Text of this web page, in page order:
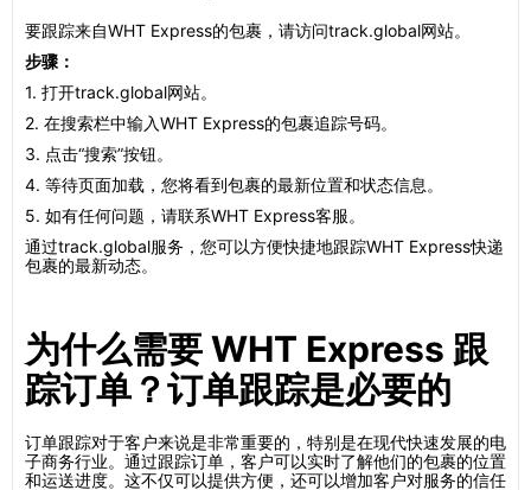
要跟踪来自WHT Express的包裹，请访问track.global网站。
步骤：
1. 打开track.global网站。
2. 在搜索栏中输入WHT Express的包裹追踪号码。
3. 点击“搜索”按钮。
4. 等待页面加载，您将看到包裹的最新位置和状态信息。
5. 如有任何问题，请联系WHT Express客服。
通过track.global服务，您可以方便快捷地跟踪WHT Express快递
包裹的最新动态。
为什么需要 WHT Express 跟
踪订单？订单跟踪是必要的
订单跟踪对于客户来说是非常重要的，特别是在现代快速发展的电
子商务行业。通过跟踪订单，客户可以实时了解他们的包裹的位置
和运送进度。这不仅可以提供方便，还可以增加客户对服务的信任